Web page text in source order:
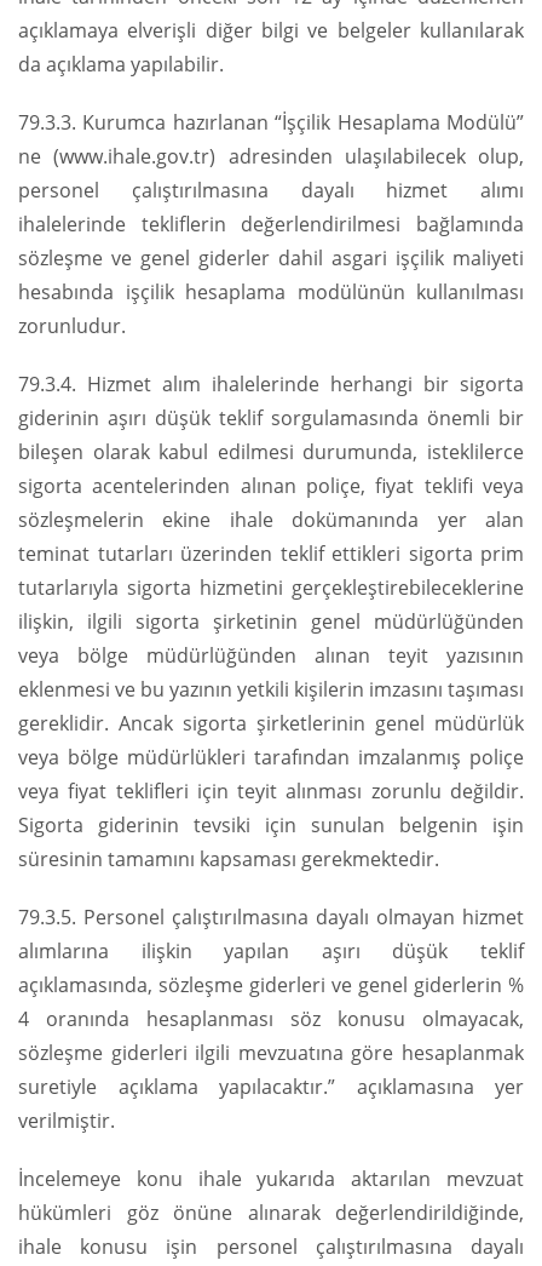
açıklamaya elverişli diğer bilgi ve belgeler kullanılarak
da açıklama yapılabilir.
79.3.3. Kurumca hazırlanan “İşçilik Hesaplama Modülü”
ne (www.ihale.gov.tr) adresinden ulaşılabilecek olup,
personel çalıştırılmasına dayalı hizmet alımı
ihalelerinde tekliflerin değerlendirilmesi bağlamında
sözleşme ve genel giderler dahil asgari işçilik maliyeti
hesabında işçilik hesaplama modülünün kullanılması
zorunludur.
79.3.4. Hizmet alım ihalelerinde herhangi bir sigorta
giderinin aşırı düşük teklif sorgulamasında önemli bir
bileşen olarak kabul edilmesi durumunda, isteklilerce
sigorta acentelerinden alınan poliçe, fiyat teklifi veya
sözleşmelerin ekine ihale dokümanında yer alan
teminat tutarları üzerinden teklif ettikleri sigorta prim
tutarlarıyla sigorta hizmetini gerçekleştirebileceklerine
ilişkin, ilgili sigorta şirketinin genel müdürlüğünden
veya bölge müdürlüğünden alınan teyit yazısının
eklenmesi ve bu yazının yetkili kişilerin imzasını taşıması
gereklidir. Ancak sigorta şirketlerinin genel müdürlük
veya bölge müdürlükleri tarafından imzalanmış poliçe
veya fiyat teklifleri için teyit alınması zorunlu değildir.
Sigorta giderinin tevsiki için sunulan belgenin işin
süresinin tamamını kapsaması gerekmektedir.
79.3.5. Personel çalıştırılmasına dayalı olmayan hizmet
alımlarına ilişkin yapılan aşırı düşük teklif
açıklamasında, sözleşme giderleri ve genel giderlerin %
4 oranında hesaplanması söz konusu olmayacak,
sözleşme giderleri ilgili mevzuatına göre hesaplanmak
suretiyle açıklama yapılacaktır.” açıklamasına yer
verilmiştir.
İncelemeye konu ihale yukarıda aktarılan mevzuat
hükümleri göz önüne alınarak değerlendirildiğinde,
ihale konusu işin personel çalıştırılmasına dayalı